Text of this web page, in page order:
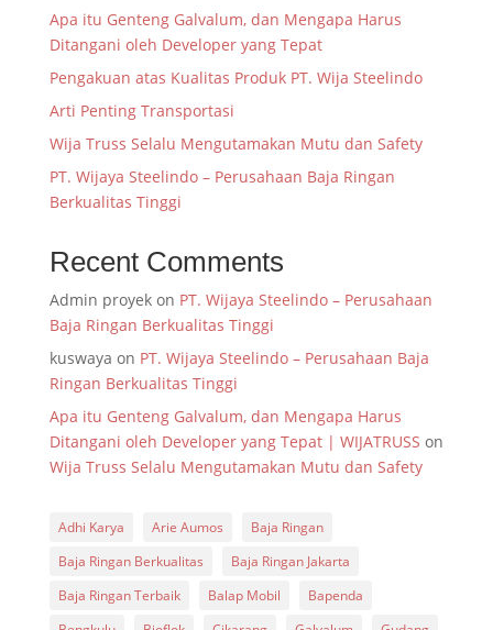
Apa itu Genteng Galvalum, dan Mengapa Harus
Ditangani oleh Developer yang Tepat
Pengakuan atas Kualitas Produk PT. Wija Steelindo
Arti Penting Transportasi
Wija Truss Selalu Mengutamakan Mutu dan Safety
PT. Wijaya Steelindo – Perusahaan Baja Ringan
Berkualitas Tinggi
Recent Comments
Admin proyekon PT. Wijaya Steelindo – Perusahaan
Baja Ringan Berkualitas Tinggi
kuswaya on PT. Wijaya Steelindo – Perusahaan Baja
Ringan Berkualitas Tinggi
Apa itu Genteng Galvalum, dan Mengapa Harus
Ditangani oleh Developer yang Tepat | WIJATRUSS on
Wija Truss Selalu Mengutamakan Mutu dan Safety
Adhi Karya Arie Aumos
Baja Ringan
Baja Ringan Berkualitas
Baja Ringan Jakarta
Baja Ringan Terbaik
Balap Mobil
Bapenda